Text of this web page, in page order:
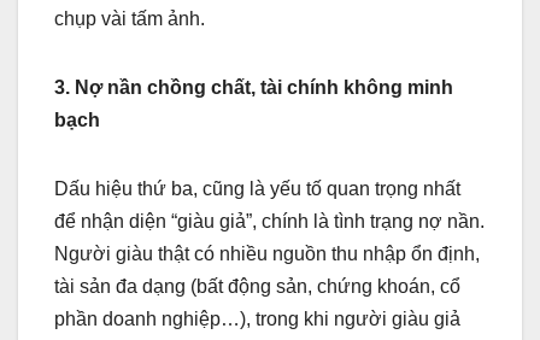
chụp vài tấm ảnh.
3. Nợ nần chồng chất, tài chính không minh
bạch
Dấu hiệu thứ ba, cũng là yếu tố quan trọng nhất
để nhận diện “giàu giả”, chính là tình trạng nợ nần.
Người giàu thật có nhiều nguồn thu nhập ổn định,
tài sản đa dạng (bất động sản, chứng khoán, cổ
phần doanh nghiệp…), trong khi người giàu giả